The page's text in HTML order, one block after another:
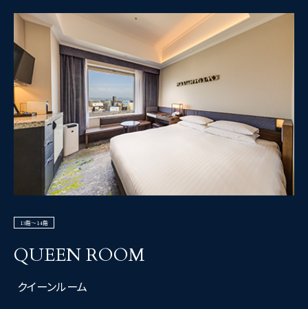
13階～14階
QUEEN ROOM
クイーンルーム